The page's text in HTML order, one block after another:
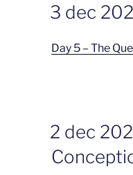
OP
3 dec
Day 5 – The
GEPLAATST
OP
2 dec